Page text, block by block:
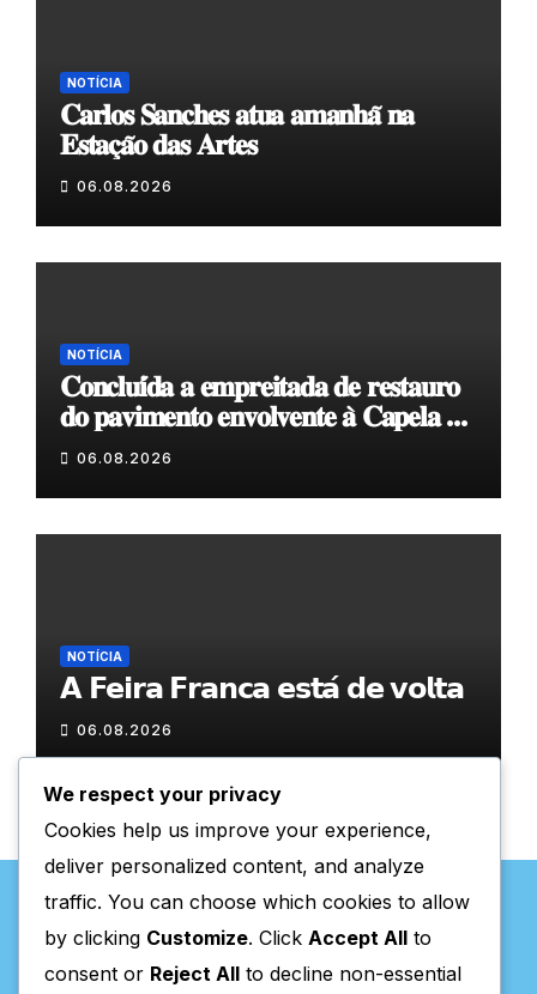
NOTÍCIA
𝐂𝐚𝐫𝐥𝐨𝐬 𝐒𝐚𝐧𝐜𝐡𝐞𝐬 𝐚𝐭𝐮𝐚 𝐚𝐦𝐚𝐧𝐡𝐚̃ 𝐧𝐚
𝐄𝐬𝐭𝐚𝐜̧𝐚̃𝐨 𝐝𝐚𝐬 𝐀𝐫𝐭𝐞𝐬
06.08.2026
NOTÍCIA
𝐂𝐨𝐧𝐜𝐥𝐮𝐢́𝐝𝐚 𝐚 𝐞𝐦𝐩𝐫𝐞𝐢𝐭𝐚𝐝𝐚 𝐝𝐞 𝐫𝐞𝐬𝐭𝐚𝐮𝐫𝐨
𝐝𝐨 𝐩𝐚𝐯𝐢𝐦𝐞𝐧𝐭𝐨 𝐞𝐧𝐯𝐨𝐥𝐯𝐞𝐧𝐭𝐞 𝐚̀ 𝐂𝐚𝐩𝐞𝐥𝐚 𝐝𝐞
𝐂𝐨𝐯𝐚𝐬
06.08.2026
NOTÍCIA
𝗔 𝗙𝗲𝗶𝗿𝗮 𝗙𝗿𝗮𝗻𝗰𝗮 𝗲𝘀𝘁𝗮́ 𝗱𝗲 𝘃𝗼𝗹𝘁𝗮
06.08.2026
We respect your privacy
Cookies help us improve your experience,
deliver personalized content, and analyze
traffic. You can choose which cookies to allow
by clicking Customize. Click Accept All to
consent or Reject All to decline non-essential